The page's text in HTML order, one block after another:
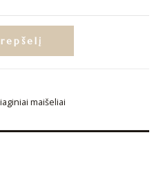
maišeliai